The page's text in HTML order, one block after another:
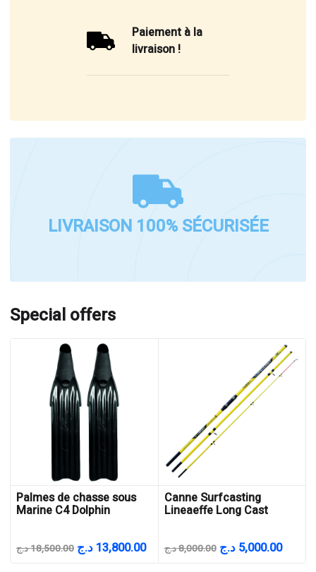
Paiement à la
livraison !
LIVRAISON 100% SÉCURISÉE
Special offers
Palmes de chasse sous
Marine C4 Dolphin
18,500.00د.ج
Le 13,800.00 د.ج
Le
Canne Surfcasting
Lineaeffe Long Cast
8,000.00د.ج
Le 5,000.00 د.ج
Le